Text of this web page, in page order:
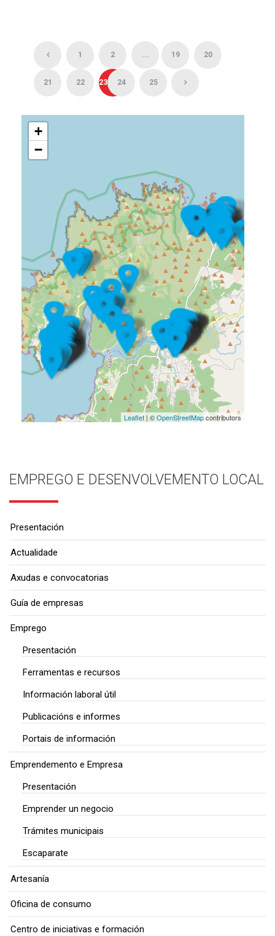
1 2 ... 19 20
21 22 23 24 25
+
−
Leaflet| ©OpenStreetMapcontributors
EMPREGO E DESENVOLVEMENTO LOCAL
Presentación
Actualidade
Axudas e convocatorias
Guía de empresas
Emprego
Presentación
Ferramentas e recursos
Información laboral útil
Publicacións e informes
Portais de información
Emprendemento e Empresa
Presentación
Emprender un negocio
Trámites municipais
Escaparate
Artesanía
Oficina de consumo
Centro de iniciativas e formación